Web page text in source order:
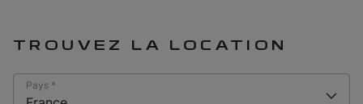
TROUVEZ LA LOCATION
Pays *